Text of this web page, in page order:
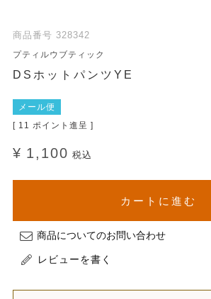
商品番号 328342
プティルウブティック
DSホットパンツYE
メール便
[ 11 ポイント進呈 ]
¥ 1,100 税込
カートに進む
商品についてのお問い合わせ
レビューを書く